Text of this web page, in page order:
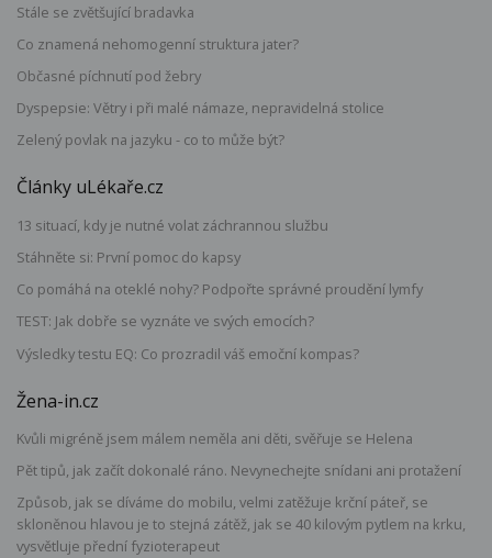
Stále se zvětšující bradavka
Co znamená nehomogenní struktura jater?
Občasné píchnutí pod žebry
Dyspepsie: Větry i při malé námaze, nepravidelná stolice
Zelený povlak na jazyku - co to může být?
Články uLékaře.cz
13 situací, kdy je nutné volat záchrannou službu
Stáhněte si: První pomoc do kapsy
Co pomáhá na oteklé nohy? Podpořte správné proudění lymfy
TEST: Jak dobře se vyznáte ve svých emocích?
Výsledky testu EQ: Co prozradil váš emoční kompas?
Žena-in.cz
Kvůli migréně jsem málem neměla ani děti, svěřuje se Helena
Pět tipů, jak začít dokonalé ráno. Nevynechejte snídani ani protažení
Způsob, jak se díváme do mobilu, velmi zatěžuje krční páteř, se
skloněnou hlavou je to stejná zátěž, jak se 40 kilovým pytlem na krku,
vysvětluje přední fyzioterapeut